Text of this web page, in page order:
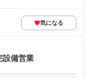
気になる
設備営業